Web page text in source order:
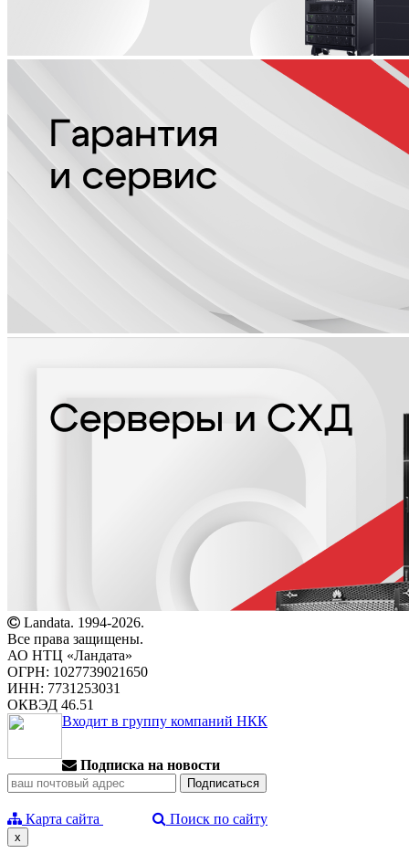
Landata. 1994-2026.
Все права защищены.
АО НТЦ «Ландата»
ОГРН: 1027739021650
ИНН: 7731253031
ОКВЭД 46.51
Входит в группу компаний НКК
Подписка на новости
Карта сайта Поиск по сайту
x